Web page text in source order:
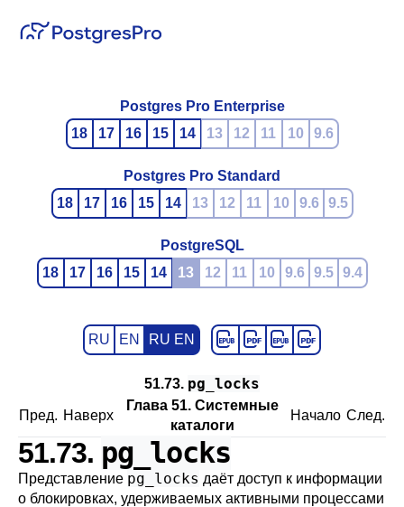
Postgres Pro Enterprise
18
17 16 15 14 13 12 11 10 9.6
Postgres Pro Standard
18
17 16 15 14 13 12 11 10 9.6 9.5
PostgreSQL
18
17 16 15 14 13 12 11 10 9.6 9.5 9.4
RU EN RU EN
51.73. pg_locks
Пред. Наверх
Глава 51. Системные
каталоги
Начало След.
51.73. pg_locks
Представление pg_locks даёт доступ к информации
о блокировках, удерживаемых активными процессами